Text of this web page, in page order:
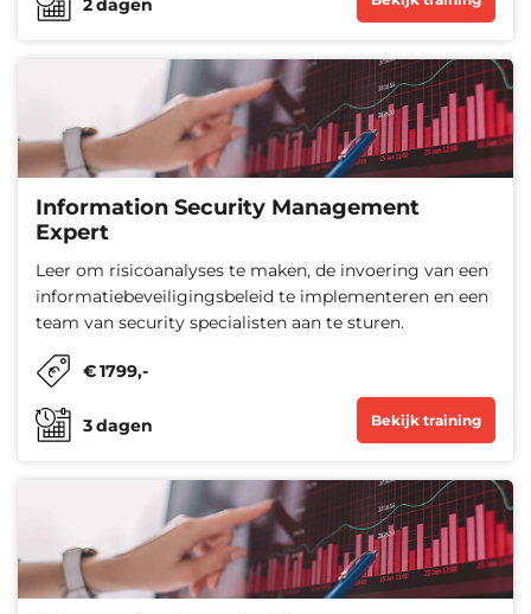
2dagen
Information Security Management
Expert
Leer om risicoanalyses te maken, de invoering van een
informatiebeveiligingsbeleid te implementeren en een
team van security specialisten aan te sturen.
€1799,-
3dagen Bekijk training